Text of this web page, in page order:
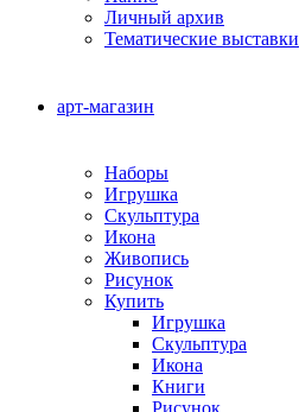
Личный архив
Тематические выставки
арт-магазин
Наборы
Игрушка
Скульптура
Икона
Живопись
Рисунок
Купить
Игрушка
Скульптура
Икона
Книги
Рисунок